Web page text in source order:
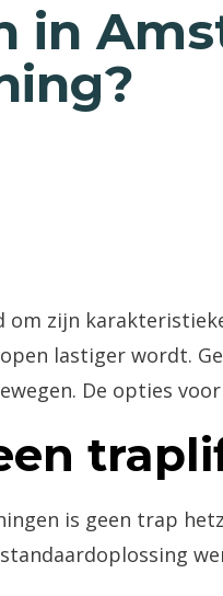
in
zijn
lastiger wordt.
De opties
is geen trap